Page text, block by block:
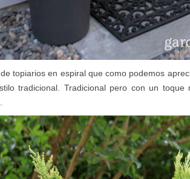
topiarios en espiral que como podemos
tradicional. Tradicional pero con un toque